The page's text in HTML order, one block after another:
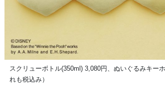
スクリューボトル(350ml) 3,080円、ぬいぐるみキ
れも税込み）